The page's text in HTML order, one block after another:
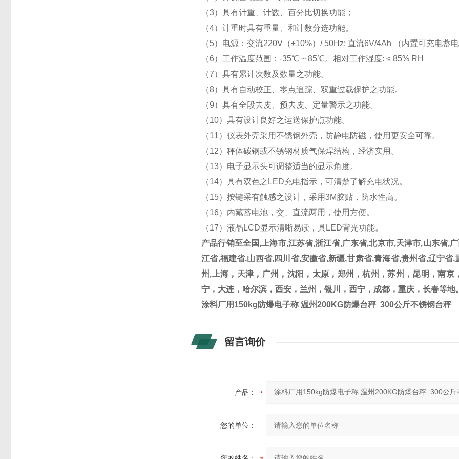
（3）具有计重、计数、百分比切换功能；
（4）计重时具有重量、和计数分选功能。
（5）电源：交流220V（±10%）/ 50Hz; 直流6V/4Ah （内置可充电蓄电
（6）工作温度范围：-35℃ ~ 85℃。相对工作湿度: ≤ 85% RH
（7）具有累计次数及数量之功能。
（8）具有自动校正、零点追踪、双重过载保护之功能。
（9）具有全段去皮、预去皮、定量警示之功能。
（10）具有设计良好之运送保护点功能。
（11）仪表外壳采用不锈钢外壳，防静电防磁，使用更安全可靠。
（12）秤体碳钢或不锈钢材质气保焊结构，经济实用。
（13）电子显示头可调整适当的显示角度。
（14）具有双色之LED充电指示，可清楚了解充电状况。
（15）按键采有触感之设计，采用3M胶贴，防水性高。
（16）内藏蓄电池，交、直流两用，使用方便。
（17）液晶LCD显示清晰易读，具LED背光功能。
产品行销至全国, 上海市,江苏省,浙江省,广东省,北京市,天津市,山东省,
江省,福建省,山西省,四川省,安徽省,新疆,甘肃省,青海省,贵州省,辽宁省,
州 , 上海，天津，广州，沈阳，太原，郑州，杭州，苏州，昆明，南
宁，大连，哈尔滨，西安，兰州，银川，西宁，成都，重庆，长春等地。
涂料厂用150kg防爆电子称 温州200KG防爆台秤 300公斤不锈钢台秤
留言询价
产品：
您的单位：